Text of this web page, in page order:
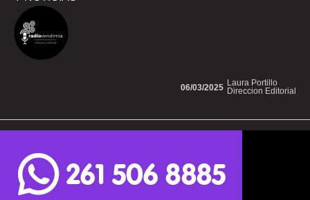
Laura Portillo
Direccion Editorial
06/03/2025